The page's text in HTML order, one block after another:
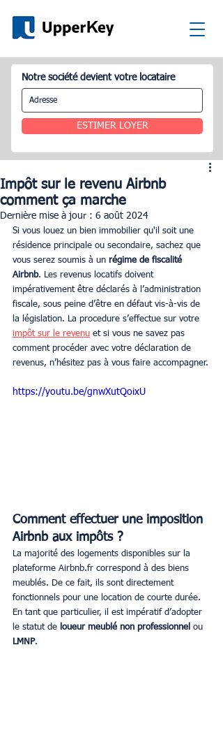
Notre société devient votre locataire
ESTIMER LOYER
Impôt sur le revenu Airbnb
comment ça marche
Dernière mise à jour : 6 août 2024
Si vous louez un bien immobilier qu'il soit une
résidence principale ou secondaire, sachez que
vous serez soumis à un régime de fiscalité
Airbnb. Les revenus locatifs doivent
impérativement être déclarés à l’administration
fiscale, sous peine d’être en défaut vis-à-vis de
la législation. La procedure s’effectue sur votre
impôt sur le revenu et si vous ne savez pas
comment procéder avec votre déclaration de
revenus, n’hésitez pas à vous faire accompagner.
https://youtu.be/gnwXutQoixU
Comment effectuer une imposition
Airbnb aux impôts ?
La majorité des logements disponibles sur la
plateforme Airbnb.fr correspond à des biens
meublés. De ce fait, ils sont directement
fonctionnels pour une location de courte durée.
En tant que particulier, il est impératif d’adopter
le statut de loueur meublé non professionnel ou
LMNP.